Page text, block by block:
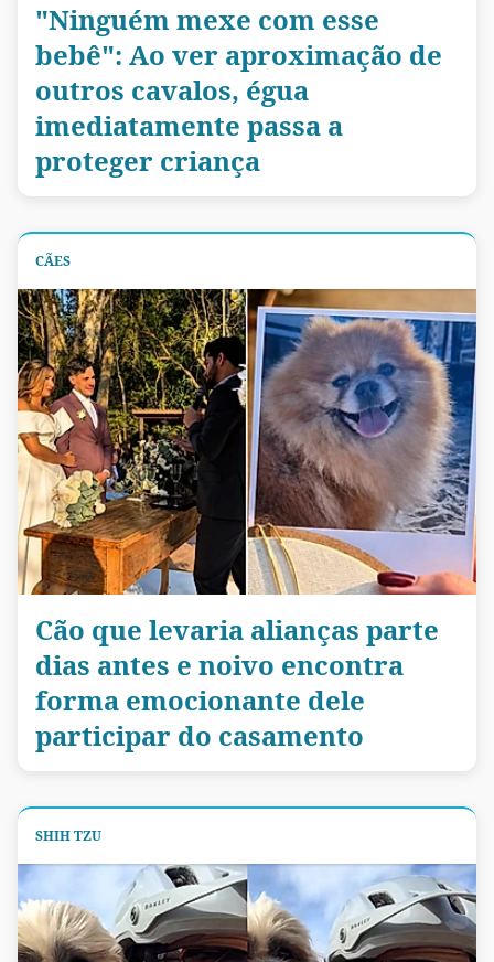
"Ninguém mexe com esse
bebê": Ao ver aproximação de
outros cavalos, égua
imediatamente passa a
proteger criança
CÃES
Cão que levaria alianças parte
dias antes e noivo encontra
forma emocionante dele
participar do casamento
SHIH TZU